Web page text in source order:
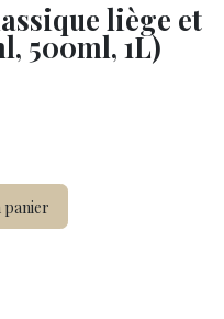
liège et
500ml, 1L)
panier